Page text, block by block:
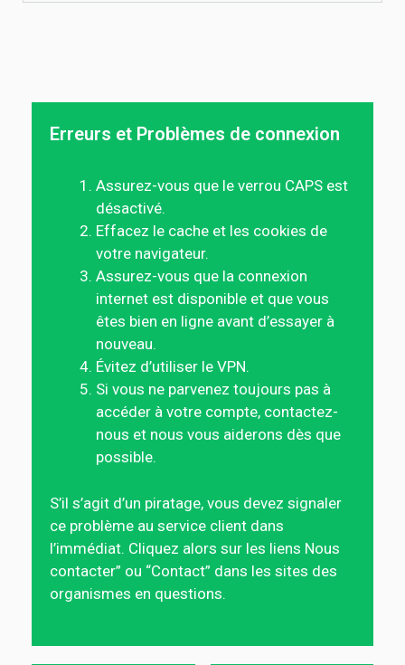
Erreurs et Problèmes de connexion
Assurez-vous que le verrou CAPS est
désactivé.
Effacez le cache et les cookies de
votre navigateur.
Assurez-vous que la connexion
internet est disponible et que vous
êtes bien en ligne avant d’essayer à
nouveau.
Évitez d’utiliser le VPN.
Si vous ne parvenez toujours pas à
accéder à votre compte, contactez-
nous et nous vous aiderons dès que
possible.
S’il s’agit d’un piratage, vous devez signaler
ce problème au service client dans
l’immédiat. Cliquez alors sur les liens Nous
contacter” ou “Contact” dans les sites des
organismes en questions.